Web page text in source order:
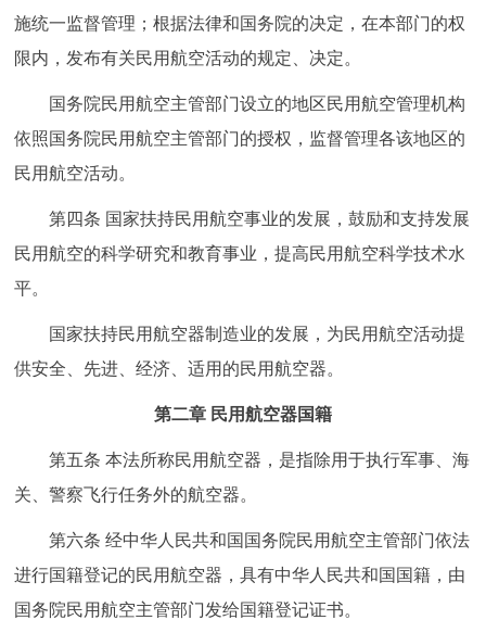
政民互动
12345网上接诉即办 我要咨询 我要建议
参与调查 在线访谈 图说互动
北京概况 十六区概览 人文北京
ENGLISH 한국어
DEUTSCH FRANÇAIS РУССКИЙ ЯЗЫК
施统一监督管理；根据法律和国务院的决定，在本部门的权
限内，发布有关民用航空活动的规定、决定。
国务院民用航空主管部门设立的地区民用航空管理机构
依照国务院民用航空主管部门的授权，监督管理各该地区的
民用航空活动。
第四条 国家扶持民用航空事业的发展，鼓励和支持发展
民用航空的科学研究和教育事业，提高民用航空科学技术水
平。
国家扶持民用航空器制造业的发展，为民用航空活动提
供安全、先进、经济、适用的民用航空器。
第二章 民用航空器国籍
第五条 本法所称民用航空器，是指除用于执行军事、海
关、警察飞行任务外的航空器。
第六条 经中华人民共和国国务院民用航空主管部门依法
进行国籍登记的民用航空器，具有中华人民共和国国籍，由
国务院民用航空主管部门发给国籍登记证书。